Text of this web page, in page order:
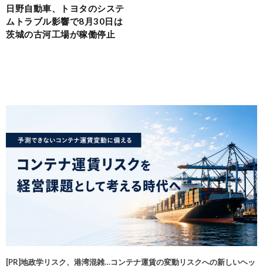
日野自動車、トヨタのシステ
ムトラブル影響で8月30日は
茨城の古河工場が稼働停止
[PR]地政学リスク、港湾混雑…コンテナ運賃の変動リスクへの新しいヘッ